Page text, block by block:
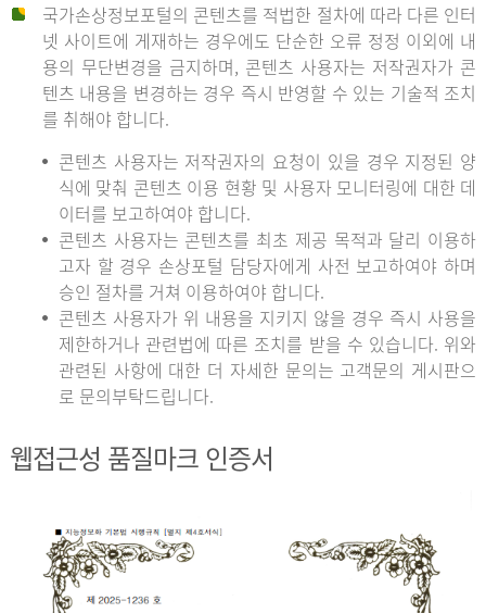
국가손상정보포털의 콘텐츠를 적법한 절차에 따라 다른 인터
넷 사이트에 게재하는 경우에도 단순한 오류 정정 이외에 내
용의 무단변경을 금지하며, 콘텐츠 사용자는 저작권자가 콘
텐츠 내용을 변경하는 경우 즉시 반영할 수 있는 기술적 조치
를 취해야 합니다.
콘텐츠 사용자는 저작권자의 요청이 있을 경우 지정된 양
식에 맞춰 콘텐츠 이용 현황 및 사용자 모니터링에 대한 데
이터를 보고하여야 합니다.
콘텐츠 사용자는 콘텐츠를 최초 제공 목적과 달리 이용하
고자 할 경우 손상포털 담당자에게 사전 보고하여야 하며
승인 절차를 거쳐 이용하여야 합니다.
콘텐츠 사용자가 위 내용을 지키지 않을 경우 즉시 사용을
제한하거나 관련법에 따른 조치를 받을 수 있습니다. 위와
관련된 사항에 대한 더 자세한 문의는 고객문의 게시판으
로 문의부탁드립니다.
웹접근성 품질마크 인증서